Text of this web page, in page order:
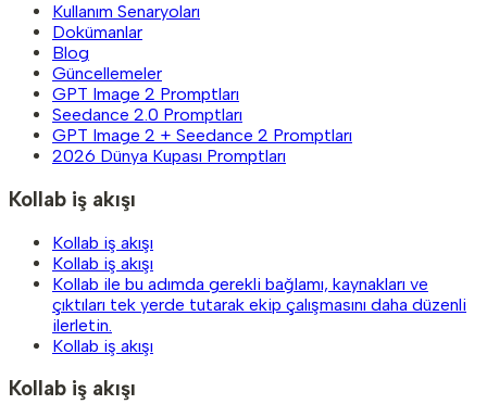
Kullanım Senaryoları
Dokümanlar
Blog
Güncellemeler
GPT Image 2 Promptları
Seedance 2.0 Promptları
GPT Image 2 + Seedance 2 Promptları
2026 Dünya Kupası Promptları
Kollab iş akışı
Kollab iş akışı
Kollab iş akışı
Kollab ile bu adımda gerekli bağlamı, kaynakları ve
çıktıları tek yerde tutarak ekip çalışmasını daha düzenli
ilerletin.
Kollab iş akışı
Kollab iş akışı